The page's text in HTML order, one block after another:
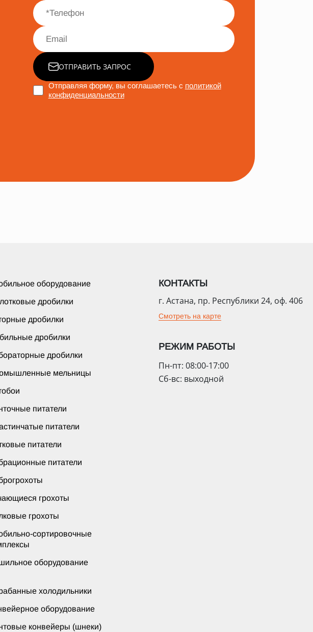
ОТПРАВИТЬ ЗАПРОС
Отправляя форму, вы соглашаетесь с политикой
конфиденциальности
оборудование
дробилки
дробилки
дробилки
дробилки
мельницы
питатели
питатели
питатели
питатели
грохоты
грохоты
сортировочные
оборудование
холодильники
оборудование
конвейеры (шнеки)
КОНТАКТЫ
г. Астана, пр. Республики 24, оф. 406
Смотреть на карте
РЕЖИМ РАБОТЫ
Пн-пт: 08:00-17:00
Сб-вс: выходной